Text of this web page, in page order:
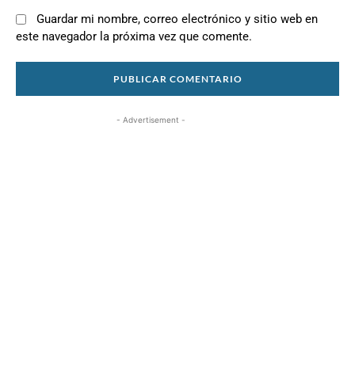
Guardar mi nombre, correo electrónico y sitio web en
este navegador la próxima vez que comente.
- Advertisement -